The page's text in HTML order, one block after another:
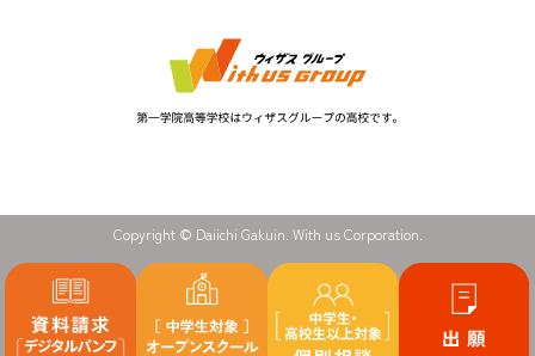
Copyright © Daiichi Gakuin. With us Corporation.